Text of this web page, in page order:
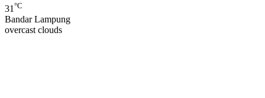
31 °C
Bandar Lampung
overcast clouds